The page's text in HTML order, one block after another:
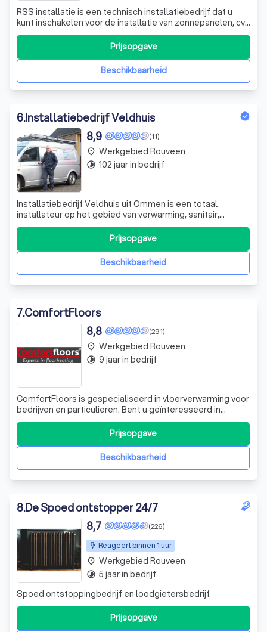
RSS installatie is een technisch installatiebedrijf dat u
kunt inschakelen voor de installatie van zonnepanelen, cv-
ketels, sanitair, elektra en de aanleg van gas- en
waterinstallaties. Onze installateurs beschikken over up-
to-date vakkennis en volgen regelmatig specifieke
cursussen. Als erkend instBeschikbaarheid
Prijsopgave
6.Installatiebedrijf Veldhuis
(11)
8,9
Installatiebedrijf Veldhuis uit Ommen is een totaal
installateur op het gebied van verwarming, sanitair,
loodgieterswerk, zonnepanelen en elektra. Of u nu uw
badkamer wilt verbouwen, last heeft van een lekkende
kraan of een storing aan uw cv-ketel heeft: Veldhuis is
snel ter plaatse en zorgt altijd
Beschikbaarheid
Prijsopgave
place Werkgebied Rouveen
timelapse 102 jaar in bedrijf
7.ComfortFloors
(291)
8,8
ComfortFloors is gespecialiseerd in vloerverwarming voor
bedrijven en particulieren. Bent u geïnteresseerd in
vloerverwarming? Bent u op zoek naar de nieuwste
ontwikkelingen op gebied van duurzaamheid,
energiebesparing en korte installatietijden? Dan bent u bij
Comfort Floors aan het juiste adres. W
Beschikbaarheid
Prijsopgave
place Werkgebied Rouveen
timelapse 9 jaar in bedrijf
8.De Spoed ontstopper 24/7
Reageert binnen 1 uur
(226)
8,7
Spoed ontstoppingbedrijf en loodgietersbedrijf
Prijsopgave
place Werkgebied Rouveen
timelapse 5 jaar in bedrijf